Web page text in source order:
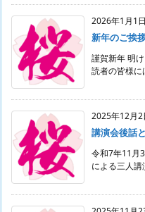
2026年1月1日
新年のご挨
謹賀新年 明
読者の皆様に
2025年12月2
講演会後話
令和7年11月
による三人